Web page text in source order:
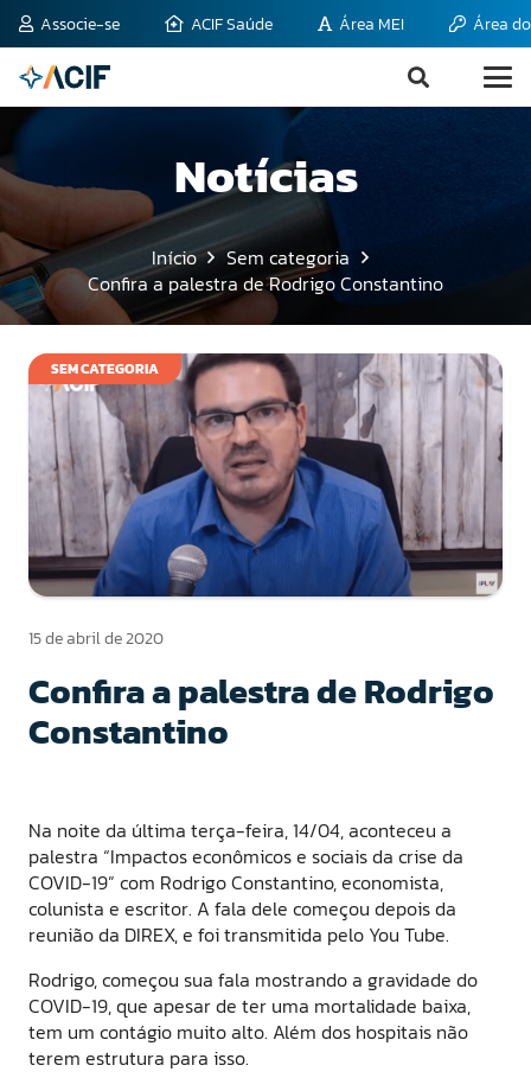
Associe-se ACIF Saúde Área MEI Área
Notícias
Início
Sem categoria
Confira a palestra de Rodrigo Constantino
SEM CATEGORIA
15 de abril de 2020
Confira a palestra de Rodrigo
Constantino
Na noite da última terça-feira, 14/04, aconteceu a
palestra “Impactos econômicos e sociais da crise da
COVID-19” com Rodrigo Constantino, economista,
colunista e escritor. A fala dele começou depois da
reunião da DIREX, e foi transmitida pelo You Tube.
Rodrigo, começou sua fala mostrando a gravidade do
COVID-19, que apesar de ter uma mortalidade baixa,
tem um contágio muito alto. Além dos hospitais não
terem estrutura para isso.